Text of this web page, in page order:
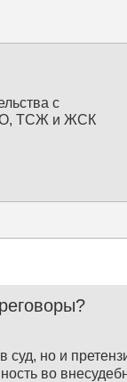
с
ТСЖ и ЖСК
суд, но и
во